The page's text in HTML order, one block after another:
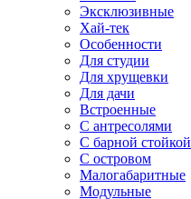
Эксклюзивные
Хай-тек
Особенности
Для студии
Для хрущевки
Для дачи
Встроенные
С антресолями
С барной стойкой
С островом
Малогабаритные
Модульные